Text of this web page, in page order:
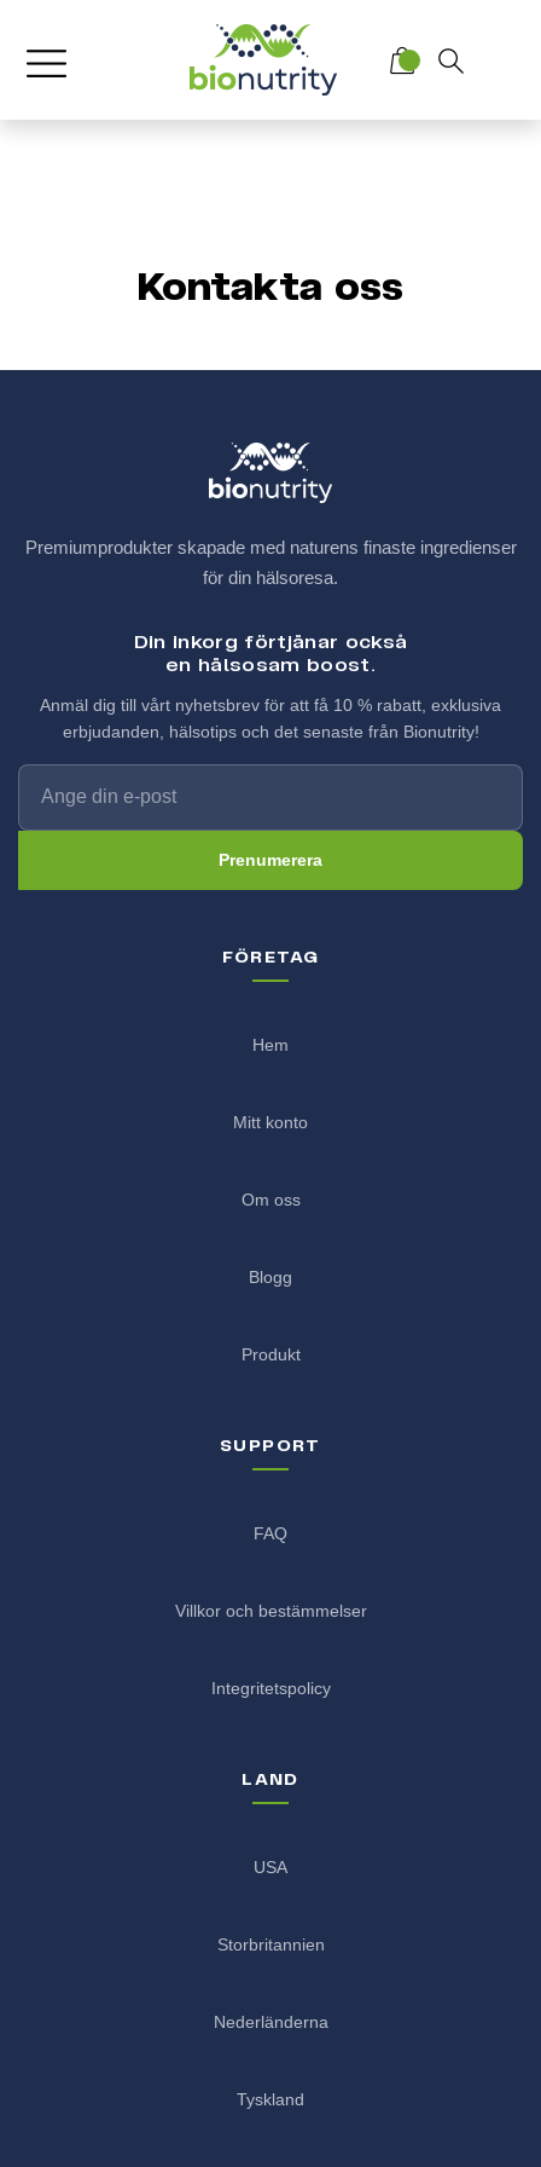
Kontakta oss
Premiumprodukter skapade med naturens finaste ingredienser
för din hälsoresa.
Din inkorg förtjänar också
en hälsosam boost.
Anmäl dig till vårt nyhetsbrev för att få 10 % rabatt, exklusiva
erbjudanden, hälsotips och det senaste från Bionutrity!
Prenumerera
FÖRETAG
Hem
Mitt konto
Om oss
Blogg
Produkt
SUPPORT
FAQ
Villkor och bestämmelser
Integritetspolicy
LAND
USA
Storbritannien
Nederländerna
Tyskland